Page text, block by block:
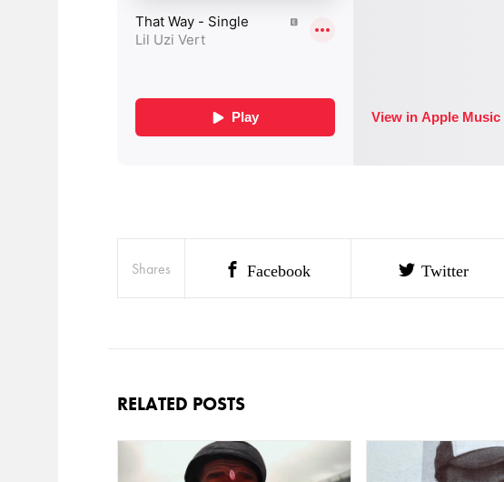
Shares Facebook Twitter
RELATED POSTS